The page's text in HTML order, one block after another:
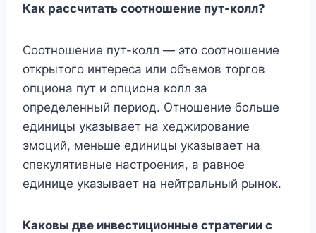
Как рассчитать соотношение пут-колл?
Соотношение пут-колл — это соотношение
открытого интереса или объемов торгов
опциона пут и опциона колл за
определенный период. Отношение больше
единицы указывает на хеджирование
эмоций, меньше единицы указывает на
спекулятивные настроения, а равное
единице указывает на нейтральный рынок.
Каковы две инвестиционные стратегии с